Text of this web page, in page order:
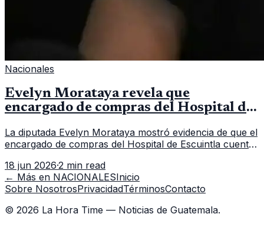
Nacionales
Evelyn Morataya revela que
encargado de compras del Hospital de
La diputada Evelyn Morataya mostró evidencia de que el
encargado de compras del Hospital de Escuintla cuenta
capacitación en la capital.
18 jun 2026·2 min read
← Más en NACIONALESInicio
Sobre NosotrosPrivacidadTérminosContacto
© 2026 La Hora Time — Noticias de Guatemala.